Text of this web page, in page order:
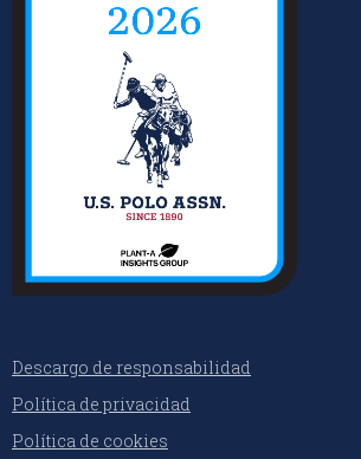
Descargo de responsabilidad
Política de privacidad
Política de cookies